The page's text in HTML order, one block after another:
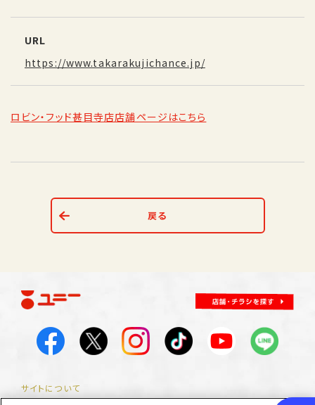
URL
https://www.takarakujichance.jp/
ロビン・フッド甚目寺店店舗ページはこちら
戻る
サイトについて